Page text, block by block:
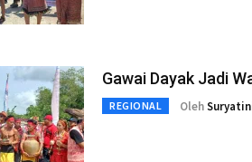
Gawai Dayak Jadi
REGIONAL Oleh